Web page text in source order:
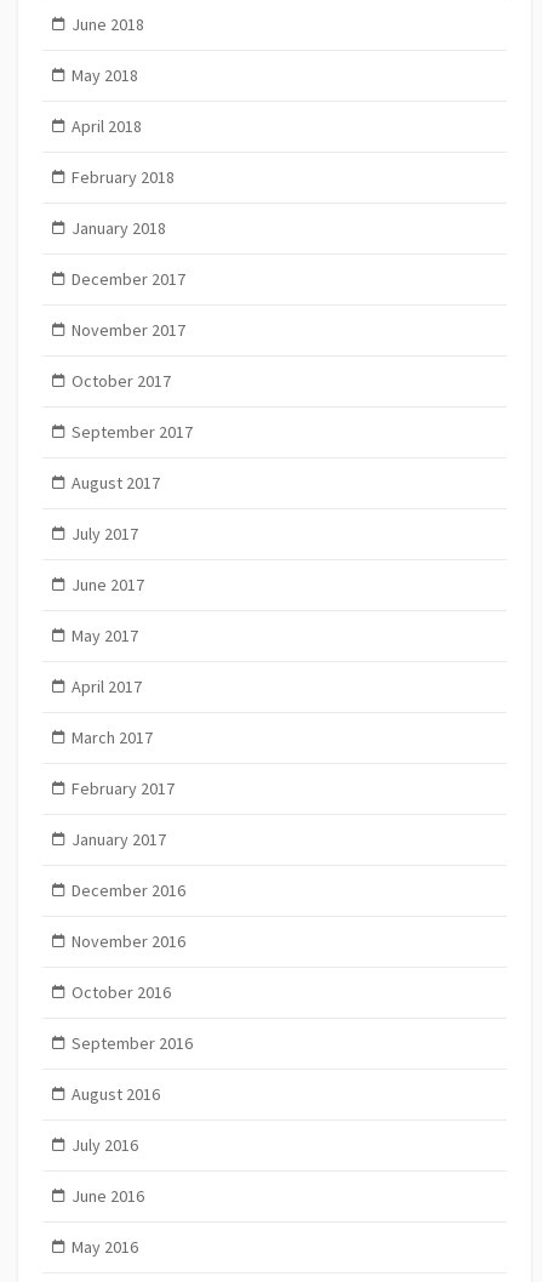
June 2018
May 2018
April 2018
February 2018
January 2018
December 2017
November 2017
October 2017
September 2017
August 2017
July 2017
June 2017
May 2017
April 2017
March 2017
February 2017
January 2017
December 2016
November 2016
October 2016
September 2016
August 2016
July 2016
June 2016
May 2016